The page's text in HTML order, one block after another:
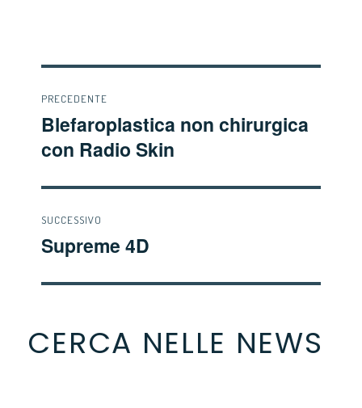
Navigazione
articoli
PRECEDENTE
Articolo
precedente:
Blefaroplastica non chirurgica
con Radio Skin
SUCCESSIVO
Articolo
Supreme 4D
CERCA NELLE NEWS